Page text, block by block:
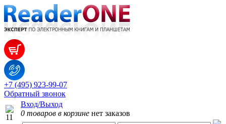
+7 (495) 923-99-07
Обратный звонок
Вход/Выход
0 товаров в корзине нет заказов